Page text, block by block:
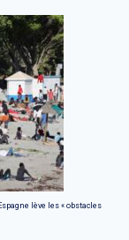
lève les « obstacles